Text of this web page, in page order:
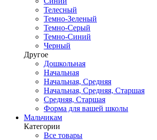
Телесный
Темно-Зеленый
Темно-Серый
Темно-Синий
Черный
Другое
Дошкольная
Начальная
Начальная, Средняя
Начальная, Средняя, Старшая
Средняя, Старшая
Форма для вашей школы
Мальчикам
Категории
Все товары